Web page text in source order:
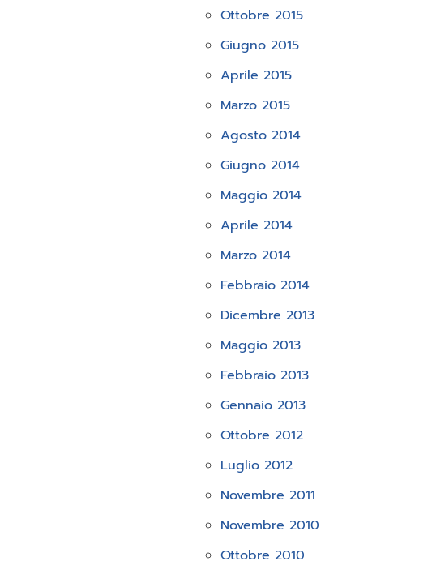
Ottobre 2015
Giugno 2015
Aprile 2015
Marzo 2015
Agosto 2014
Giugno 2014
Maggio 2014
Aprile 2014
Marzo 2014
Febbraio 2014
Dicembre 2013
Maggio 2013
Febbraio 2013
Gennaio 2013
Ottobre 2012
Luglio 2012
Novembre 2011
Novembre 2010
Ottobre 2010